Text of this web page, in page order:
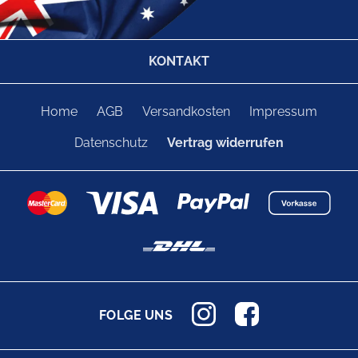
KONTAKT
Home AGB Versandkosten Impressum
Datenschutz Vertrag widerrufen
FOLGE UNS